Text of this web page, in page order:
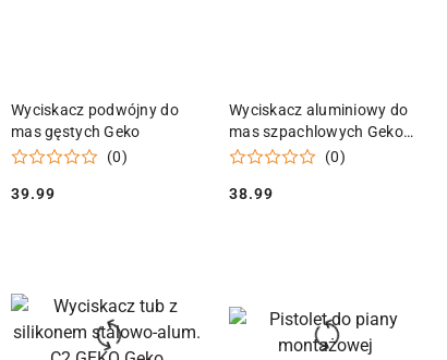
Wyciskacz podwójny do
mas gęstych Geko
(0)
Cena:
39.99
DODAJ DO KOSZYKA
Wyciskacz aluminiowy do
mas szpachlowych Geko
końcówki
(0)
Cena:
38.99
DODAJ DO KOSZYKA